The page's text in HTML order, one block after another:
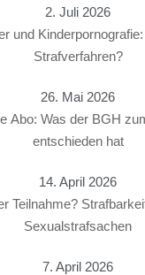
2. Juli 2026
und
Strafverfahren?
26. Mai 2026
Abo: Was der BGH
entschieden hat
14. April 2026
Teilnahme?
Sexualstrafsachen
7. April 2026